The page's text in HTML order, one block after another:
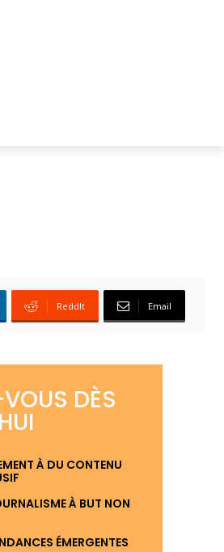
ReddIt Email
DÈS
À DU CONTENU
À BUT NON
ÉMERGENTES